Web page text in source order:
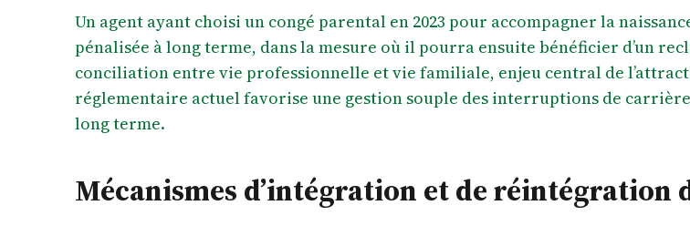
Un agent ayant choisi un congé parental en 2023 pour accompagner la
pénalisée à long terme, dans la mesure où il pourra ensuite bénéficier d’un
conciliation entre vie professionnelle et vie familiale, enjeu central de
réglementaire actuel favorise une gestion souple des interruptions de
long terme.
Mécanismes d’intégration et de réintégration